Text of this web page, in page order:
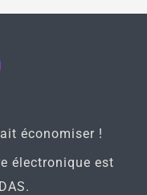
économiser !
électronique est